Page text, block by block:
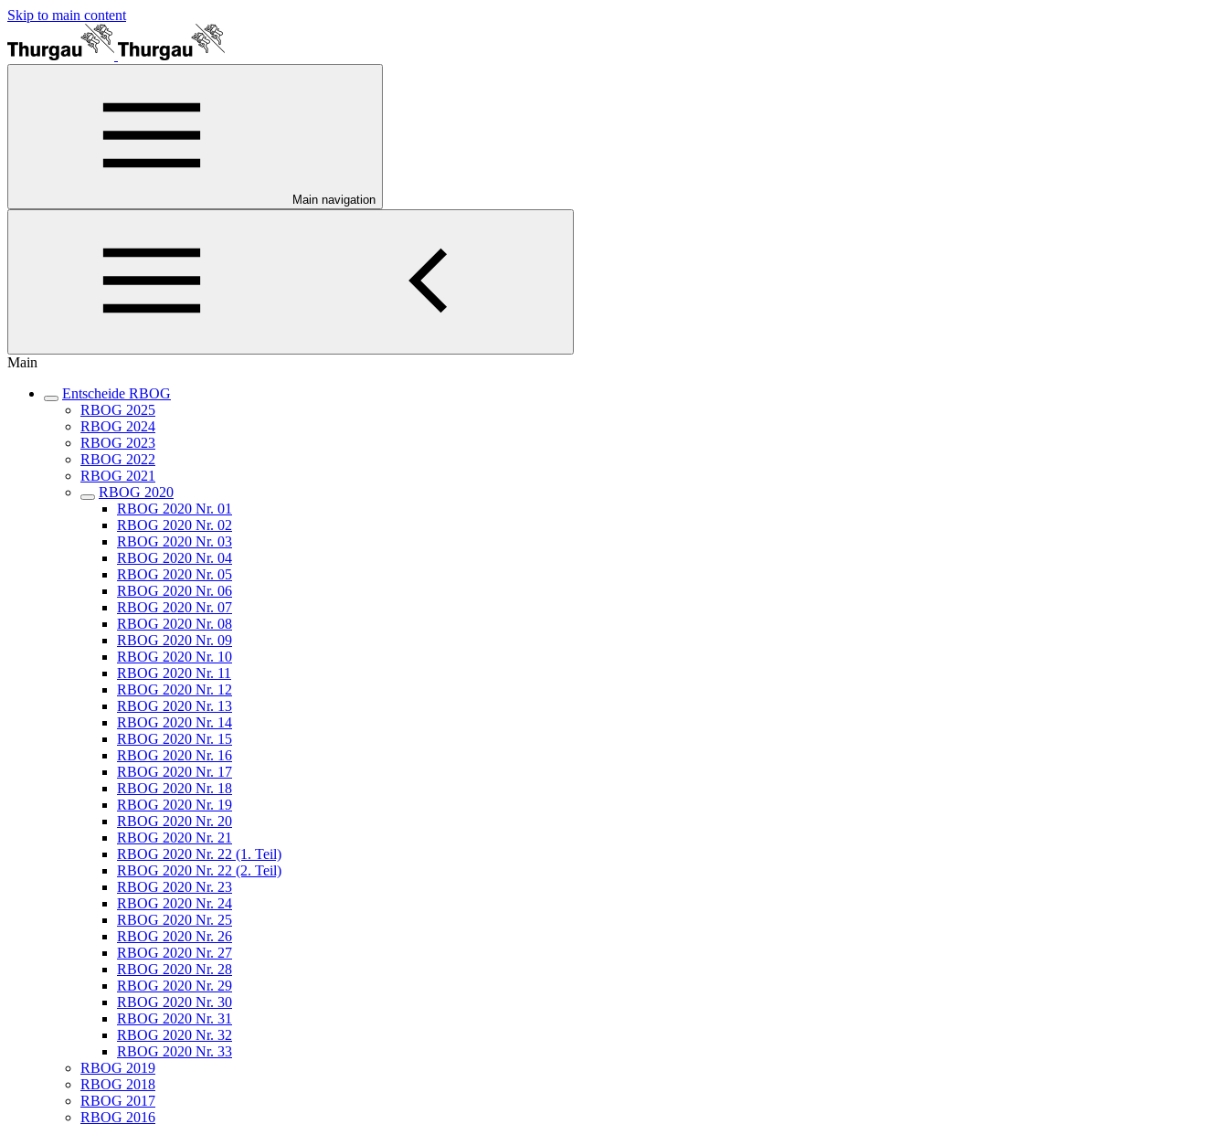
Skip to main content
Main navigation
Main
Entscheide RBOG
RBOG 2025
RBOG 2024
RBOG 2023
RBOG 2022
RBOG 2021
RBOG 2020
RBOG 2020 Nr. 01
RBOG 2020 Nr. 02
RBOG 2020 Nr. 03
RBOG 2020 Nr. 04
RBOG 2020 Nr. 05
RBOG 2020 Nr. 06
RBOG 2020 Nr. 07
RBOG 2020 Nr. 08
RBOG 2020 Nr. 09
RBOG 2020 Nr. 10
RBOG 2020 Nr. 11
RBOG 2020 Nr. 12
RBOG 2020 Nr. 13
RBOG 2020 Nr. 14
RBOG 2020 Nr. 15
RBOG 2020 Nr. 16
RBOG 2020 Nr. 17
RBOG 2020 Nr. 18
RBOG 2020 Nr. 19
RBOG 2020 Nr. 20
RBOG 2020 Nr. 21
RBOG 2020 Nr. 22 (1. Teil)
RBOG 2020 Nr. 22 (2. Teil)
RBOG 2020 Nr. 23
RBOG 2020 Nr. 24
RBOG 2020 Nr. 25
RBOG 2020 Nr. 26
RBOG 2020 Nr. 27
RBOG 2020 Nr. 28
RBOG 2020 Nr. 29
RBOG 2020 Nr. 30
RBOG 2020 Nr. 31
RBOG 2020 Nr. 32
RBOG 2020 Nr. 33
RBOG 2019
RBOG 2018
RBOG 2017
RBOG 2016